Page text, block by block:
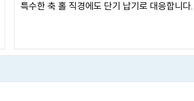
특수한 축 홀 직경에도 단기 납기로 대응합니다.